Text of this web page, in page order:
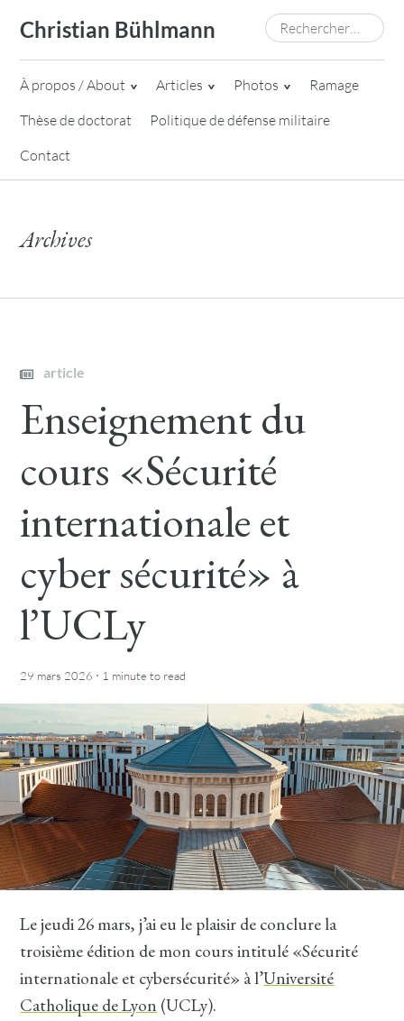
content
Christian Bühlmann Rechercher :
À propos / About Articles Photos
Ramage
Thèse de doctorat
Politique de défense militaire
Contact
Archives
article
Enseignement du
cours «Sécurité
internationale et
cyber sécurité» à
l’UCLy
29 mars 2026 · 1 minute to read
Le jeudi 26 mars, j’ai eu le plaisir de conclure la
troisième édition de mon cours intitulé «Sécurité
internationale et cybersécurité» à l’Université
Catholique de Lyon (UCLy).